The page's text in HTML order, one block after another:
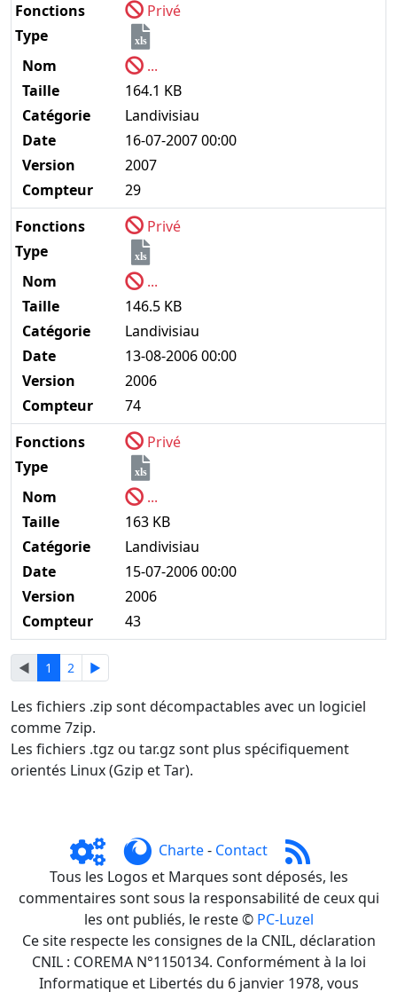
Fonctions
Privé
Type
xls
Nom
...
Taille
164.1 KB
Catégorie
Landivisiau
Date
16-07-2007 00:00
Version
2007
Compteur
29
Fonctions
Privé
Type
xls
Nom
...
Taille
146.5 KB
Catégorie
Landivisiau
Date
13-08-2006 00:00
Version
2006
Compteur
74
Fonctions
Privé
Type
xls
Nom
...
Taille
163 KB
Catégorie
Landivisiau
Date
15-07-2006 00:00
Version
2006
Compteur
43
◄ 1 2 ►
Les fichiers .zip sont décompactables avec un logiciel
comme 7zip.
Les fichiers .tgz ou tar.gz sont plus spécifiquement
orientés Linux (Gzip et Tar).
Charte- Contact
Tous les Logos et Marques sont déposés, les
commentaires sont sous la responsabilité de ceux qui
les ont publiés, le reste © PC-Luzel
Ce site respecte les consignes de la CNIL, déclaration
CNIL : COREMA N°1150134. Conformément à la loi
Informatique et Libertés du 6 janvier 1978, vous